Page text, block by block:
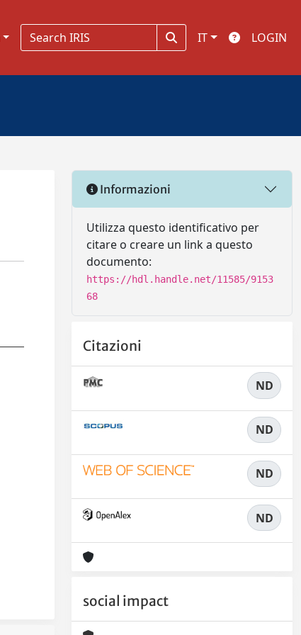
IT LOGIN
Informazioni
Utilizza questo identificativo per
citare o creare un link a questo
documento:
https://hdl.handle.net/11585/9153
68
Citazioni
ND
ND
ND
ND
social impact